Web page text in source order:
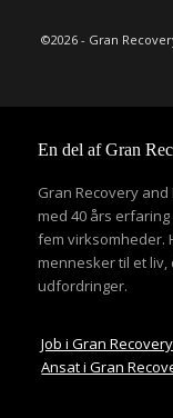
©2026 - Gran
En del af Gran
Gran Recovery
med 40 års
fem virksomheder.
mennesker til et
udfordringer.
Job i Gran
Ansat i Gran